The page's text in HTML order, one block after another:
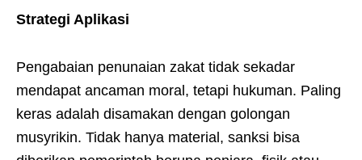
Strategi Aplikasi
Pengabaian penunaian zakat tidak sekadar
mendapat ancaman moral, tetapi hukuman. Paling
keras adalah disamakan dengan golongan
musyrikin. Tidak hanya material, sanksi bisa